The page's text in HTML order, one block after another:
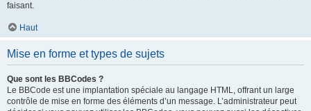
faisant.
Haut
Mise en forme et types de sujets
Que sont les BBCodes ?
Le BBCode est une implantation spéciale au langage HTML, offrant un large
contrôle de mise en forme des éléments d’un message. L’administrateur peut